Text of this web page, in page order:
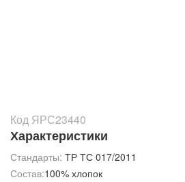
Код ЯРС23440
Характеристики
Стандарты: ТР ТС 017/2011
Состав:100% хлопок